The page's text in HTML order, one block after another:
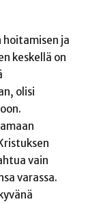
hoitamisen ja
keskellä on
olisi
vain
varassa.